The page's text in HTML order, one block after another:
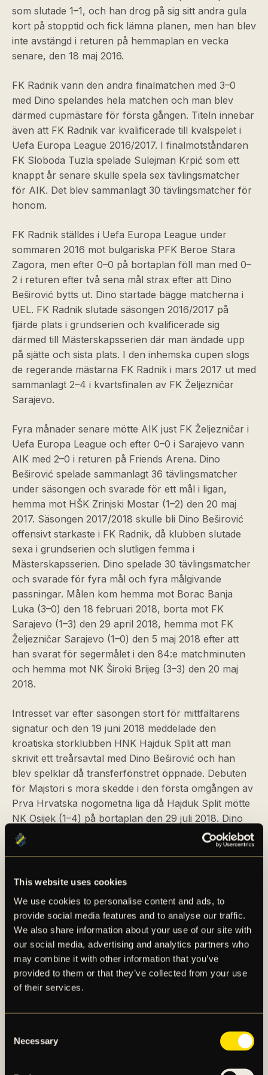
This website uses cookies
We use cookies to personalise content and ads, to
provide social media features and to analyse our traffic.
We also share information about your use of our site with
our social media, advertising and analytics partners who
may combine it with other information that you’ve
provided to them or that they’ve collected from your use
of their services.
Selection
Necessary
som slutade 1–1, och han drog på sig sitt andra gula
kort på stopptid och fick lämna planen, men han blev
inte avstängd i returen på hemmaplan en vecka
senare, den 18 maj 2016.
FK Radnik vann den andra finalmatchen med 3–0
med Dino spelandes hela matchen och man blev
därmed cupmästare för första gången. Titeln innebar
även att FK Radnik var kvalificerade till kvalspelet i
Uefa Europa League 2016/2017. I finalmotståndaren
FK Sloboda Tuzla spelade Sulejman Krpić som ett
knappt år senare skulle spela sex tävlingsmatcher
för AIK. Det blev sammanlagt 30 tävlingsmatcher för
honom.
FK Radnik ställdes i Uefa Europa League under
sommaren 2016 mot bulgariska PFK Beroe Stara
Zagora, men efter 0–0 på bortaplan föll man med 0–
2 i returen efter två sena mål strax efter att Dino
Beširović bytts ut. Dino startade bägge matcherna i
UEL. FK Radnik slutade säsongen 2016/2017 på
fjärde plats i grundserien och kvalificerade sig
därmed till Mästerskapsserien där man ändade upp
på sjätte och sista plats. I den inhemska cupen slogs
de regerande mästarna FK Radnik i mars 2017 ut med
sammanlagt 2–4 i kvartsfinalen av FK Željezničar
Sarajevo.
Fyra månader senare mötte AIK just FK Željezničar i
Uefa Europa League och efter 0–0 i Sarajevo vann
AIK med 2–0 i returen på Friends Arena. Dino
Beširović spelade sammanlagt 36 tävlingsmatcher
under säsongen och svarade för ett mål i ligan,
hemma mot HŠK Zrinjski Mostar (1–2) den 20 maj
2017. Säsongen 2017/2018 skulle bli Dino Beširović
offensivt starkaste i FK Radnik, då klubben slutade
sexa i grundserien och slutligen femma i
Mästerskapsserien. Dino spelade 30 tävlingsmatcher
och svarade för fyra mål och fyra målgivande
passningar. Målen kom hemma mot Borac Banja
Luka (3–0) den 18 februari 2018, borta mot FK
Sarajevo (1–3) den 29 april 2018, hemma mot FK
Željezničar Sarajevo (1–0) den 5 maj 2018 efter att
han svarat för segermålet i den 84:e matchminuten
och hemma mot NK Široki Brijeg (3–3) den 20 maj
2018.
Intresset var efter säsongen stort för mittfältarens
signatur och den 19 juni 2018 meddelade den
kroatiska storklubben HNK Hajduk Split att man
skrivit ett treårsavtal med Dino Beširović och han
blev spelklar då transferfönstret öppnade. Debuten
för Majstori s mora skedde i den första omgången av
Prva Hrvatska nogometna liga då Hajduk Split mötte
NK Osijek (1–4) på bortaplan den 29 juli 2018. Dino
spelade hela matchen på Stadion Gradski vrt i tröja
nummer 18 under ledning av den kroatiske tränaren
Hajduk Split den 2 augusti 2018 mot PFK Slavia 1913
startade matchen, men var tvungen att lämna planen
tidigt efter att det främre korsbandet gått av och en
längre konvalescens och rehabilitering följde efter
knäoperationen. I mars 2019 var han tillbaka på
fotbollsplanen och han spelade sju matcher, varav
sex från start, med Hajduk Splits reservlag. I maj
laget.
Säsongen 2019/2020 blev det två inhopp i ligan och
Han satt även på bänken i 15 tävlingsmatcher under